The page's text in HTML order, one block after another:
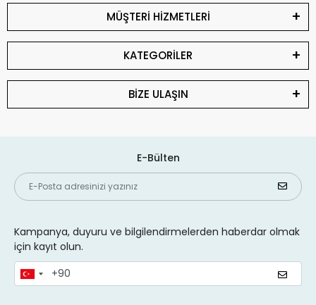
MÜŞTERİ HİZMETLERİ
KATEGORİLER
BİZE ULAŞIN
E-Bülten
Kampanya, duyuru ve bilgilendirmelerden haberdar olmak
için kayıt olun.